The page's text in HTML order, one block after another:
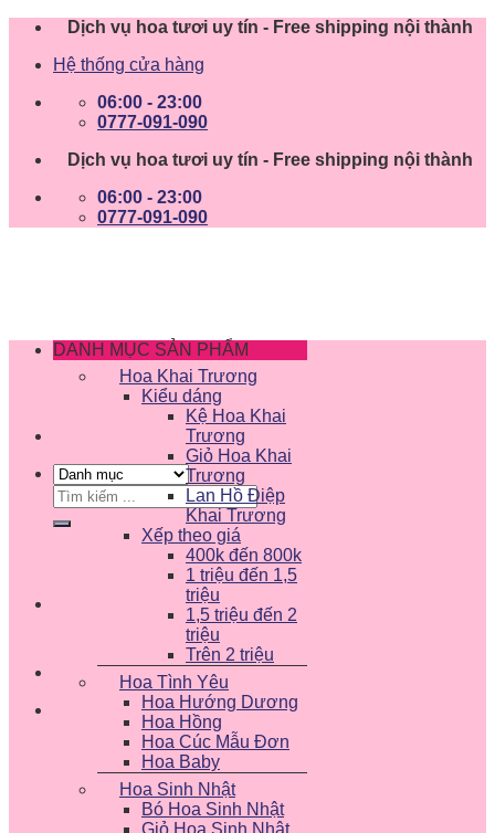
Skip
content
Dịch vụ hoa tươi uy tín - Free shipping nội thành
Hệ thống cửa hàng
06:00 - 23:00
0777-091-090
Dịch vụ hoa tươi uy tín - Free shipping nội thành
06:00 - 23:00
0777-091-090
Tìm
kiếm:
DANH MỤC SẢN PHẨM
Hoa Khai Trương
Kiểu dáng
Kệ Hoa Khai
Trương
Giỏ Hoa Khai
Trương
Lan Hồ Điệp
Khai Trương
Xếp theo giá
400k đến 800k
1 triệu đến 1,5
triệu
1,5 triệu đến 2
triệu
Trên 2 triệu
Hoa Tình Yêu
Hoa Hướng Dương
Hoa Hồng
Hoa Cúc Mẫu Đơn
Hoa Baby
Hoa Sinh Nhật
Bó Hoa Sinh Nhật
Giỏ Hoa Sinh Nhật